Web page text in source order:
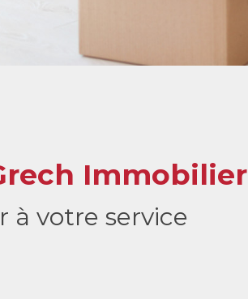
Immobilier
à votre service